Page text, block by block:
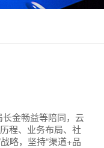
金畅益等陪同，云
程、业务布局、社
略，坚持“渠道+品